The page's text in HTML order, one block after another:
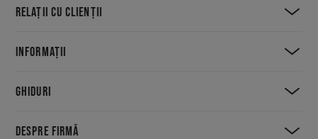
RELAȚII CU CLIENȚII
INFORMAȚII
GHIDURI
DESPRE FIRMĂ